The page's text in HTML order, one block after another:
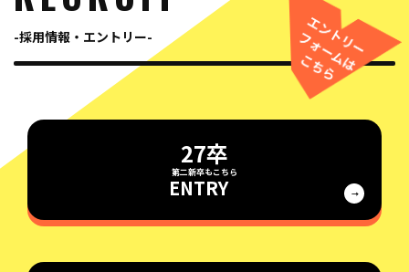
採用情報・エントリー
27卒
ENTRY